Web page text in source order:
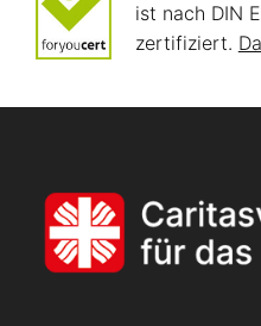
ist nach DIN
zertifiziert.